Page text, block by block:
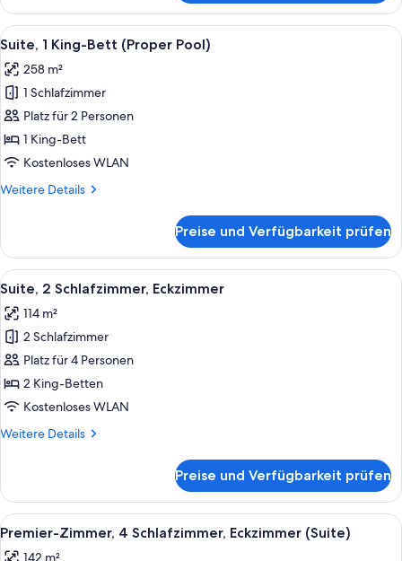
Zimmer,
1 King-
Bett
Alle
Fotos
für
Suite,
1 King-
Bett
(Proper
anzeigen
Eine Lobby mit Schachbrettmuster-
9
Suite, 1 King-Bett (Proper Pool)
258 m²
1 Schlafzimmer
Platz für 2 Personen
1 King-Bett
Kostenloses WLAN
Weitere Details
Weitere
1 King-
Bett
(Proper
Preise und Verfügbarkeit prüfen
Alle
Fotos
für
Suite,
2 Schlafzimmer,
Eckzimmer
anzeigen
Ein gemütliches Zimmer mit
8
Suite, 2 Schlafzimmer, Eckzimmer
114 m²
2 Schlafzimmer
Platz für 4 Personen
2 King-Betten
Kostenloses WLAN
Weitere Details
Weitere
2 Schlafzimmer,
Eckzimmer
Preise und Verfügbarkeit prüfen
Alle
Fotos
Ein modernes Wohnzimmer mit
7
Premier-Zimmer, 4 Schlafzimmer, Eckzimmer (Suite)
142 m²